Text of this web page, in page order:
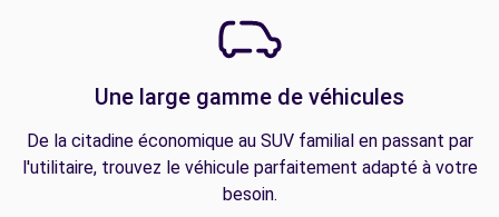
Une large gamme de véhicules
De la citadine économique au SUV familial en passant par
l'utilitaire, trouvez le véhicule parfaitement adapté à votre
besoin.